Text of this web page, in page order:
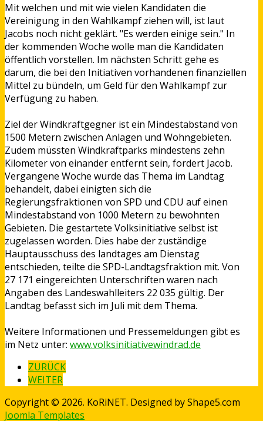
Mit welchen und mit wie vielen Kandidaten die
Vereinigung in den Wahlkampf ziehen will, ist laut
Jacobs noch nicht geklärt. "Es werden einige sein." In
der kommenden Woche wolle man die Kandidaten
öffentlich vorstellen. Im nächsten Schritt gehe es
darum, die bei den Initiativen vorhandenen finanziellen
Mittel zu bündeln, um Geld für den Wahlkampf zur
Verfügung zu haben.
Ziel der Windkraftgegner ist ein Mindestabstand von
1500 Metern zwischen Anlagen und Wohngebieten.
Zudem müssten Windkraftparks mindestens zehn
Kilometer von einander entfernt sein, fordert Jacob.
Vergangene Woche wurde das Thema im Landtag
behandelt, dabei einigten sich die
Regierungsfraktionen von SPD und CDU auf einen
Mindestabstand von 1000 Metern zu bewohnten
Gebieten. Die gestartete Volksinitiative selbst ist
zugelassen worden. Dies habe der zuständige
Hauptausschuss des landtages am Dienstag
entschieden, teilte die SPD-Landtagsfraktion mit. Von
27 171 eingereichten Unterschriften waren nach
Angaben des Landeswahlleiters 22 035 gültig. Der
Landtag befasst sich im Juli mit dem Thema.
Weitere Informationen und Pressemeldungen gibt es
im Netz unter: www.volksinitiativewindrad.de
ZURÜCK
WEITER
Copyright © 2026. KoRiNET. Designed by Shape5.com
Joomla Templates